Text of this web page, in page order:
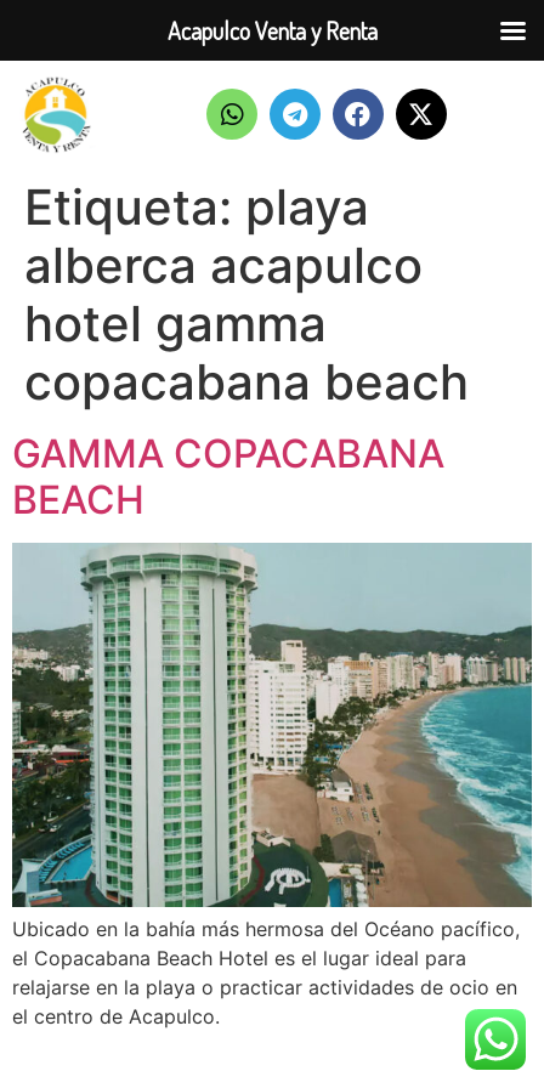
Etiqueta: playa
alberca acapulco
hotel gamma
copacabana beach
GAMMA COPACABANA
BEACH
Ubicado en la bahía más hermosa del Océano pacífico,
el Copacabana Beach Hotel es el lugar ideal para
relajarse en la playa o practicar actividades de ocio en
el centro de Acapulco.
Acapulco Venta y Renta